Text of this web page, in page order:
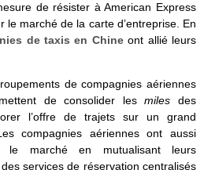
de résister à American Express
le marché de la carte d’entreprise. En
de taxis en Chineont allié leurs
de compagnies aériennes
de consolider lesmiles des
l’offre de trajets sur un grand
compagnies aériennes ont aussi
le marché en mutualisant leurs
services de réservation centralisés